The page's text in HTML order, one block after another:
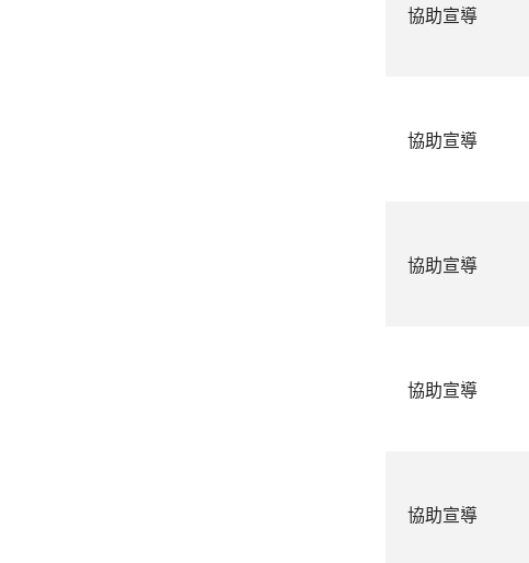
協助宣導
協助宣導
協助宣導
協助宣導
協助宣導